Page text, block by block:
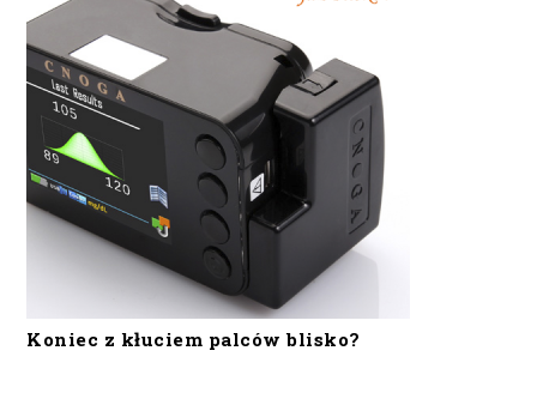
Koniec z kłuciem palców blisko?